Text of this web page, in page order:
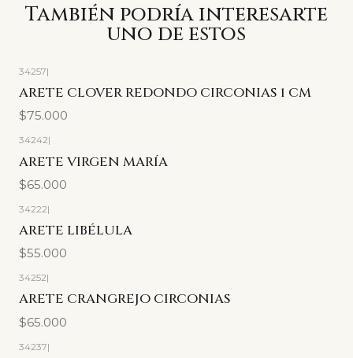
También podría interesarte
uno de estos
34257|
ARETE CLOVER REDONDO CIRCONIAS 1 CM
$75.000
34242|
ARETE VIRGEN MARÍA
$65.000
34222|
ARETE LIBÉLULA
$55.000
34252|
ARETE CRANGREJO CIRCONIAS
$65.000
34237|